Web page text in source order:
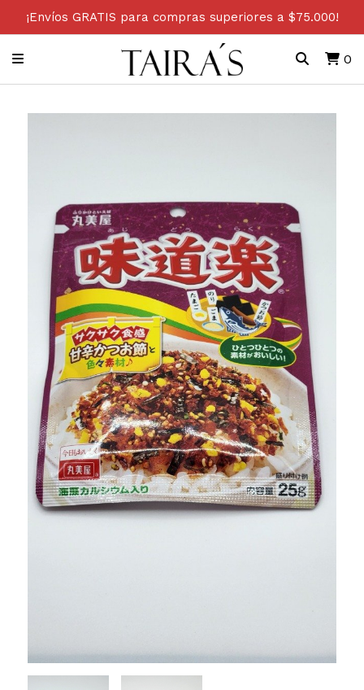
¡Envíos GRATIS para compras superiores a $75.000!
0